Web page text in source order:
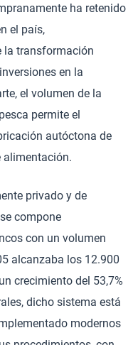
ha retenido
el país,
la transformación
en la
el volumen de la
permite el
autóctona de
alimentación.
privado y de
compone
con un volumen
alcanzaba los 12.900
crecimiento del 53,7%
dicho sistema está
modernos